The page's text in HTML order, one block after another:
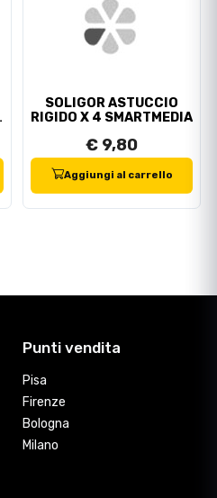
SOLIGOR ASTUCCIO
RIGIDO X 4 SMARTMEDIA
€ 9,80
Aggiungi al carrello
Punti vendita
Pisa
Firenze
Bologna
Milano